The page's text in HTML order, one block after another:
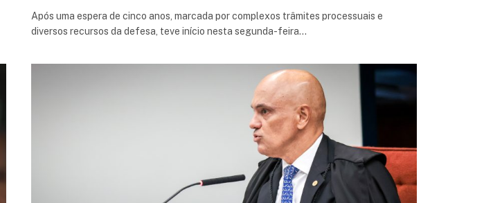
Após uma espera de cinco anos, marcada por complexos trâmites processuais e
diversos recursos da defesa, teve início nesta segunda-feira…